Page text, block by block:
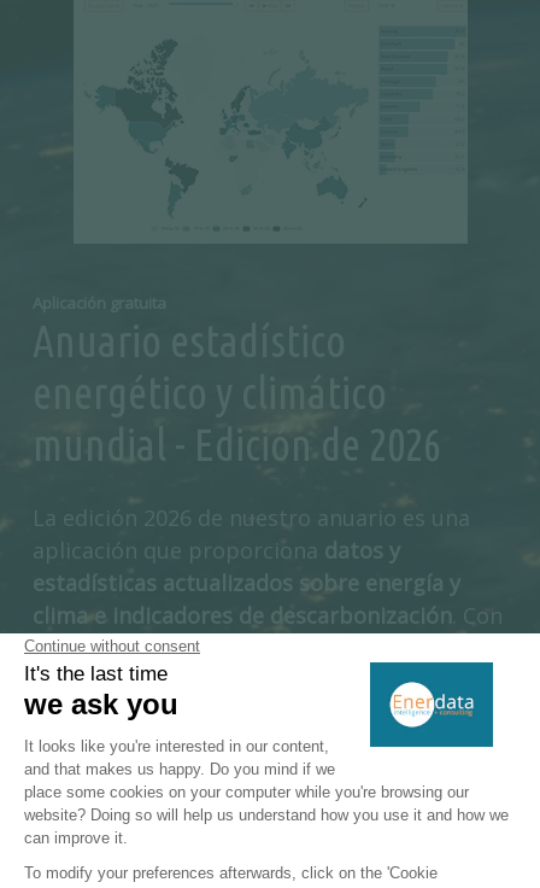
Anuario estadístico
mundial - Edición de 2026
La edición 2026 de nuestro anuario es una
aplicación que proporciona datos y
estadísticas actualizados sobre energía y
clima e indicadores de descarbonización . Con
esta herramienta interactiva se puede
seleccionar el área y el período, y comparar
los países. Obtenga acceso ilimitado a datos
anuales de primera calidad sobre la oferta,la
demanda y el comerciode los mercados del
petróleo, el gas, el carbón, las renovables y la
electricidad,
emisiones de CO2 . El anuario estadístico de